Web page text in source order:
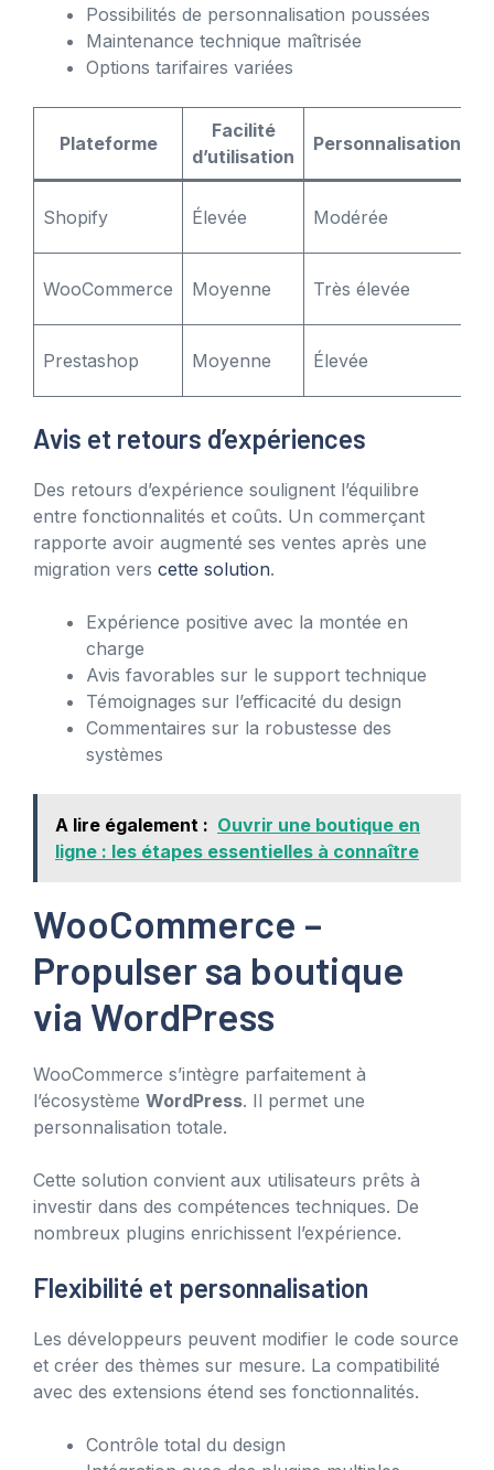
Possibilités de personnalisation poussées
Maintenance technique maîtrisée
Options tarifaires variées
Plateforme
Facilité
d’utilisation
Personnalisation
Shopify Élevée Modérée
WooCommerce Moyenne Très élevée
Prestashop Moyenne Élevée
Avis et retours d’expériences
Des retours d’expérience soulignent l’équilibre
entre fonctionnalités et coûts. Un commerçant
rapporte avoir augmenté ses ventes après une
migration vers cette solution.
Expérience positive avec la montée en
charge
Avis favorables sur le support technique
Témoignages sur l’efficacité du design
Commentaires sur la robustesse des
systèmes
A lire également : Ouvrir une boutique en
ligne : les étapes essentielles à connaître
WooCommerce –
Propulser sa boutique
via WordPress
WooCommerce s’intègre parfaitement à
l’écosystème WordPress. Il permet une
personnalisation totale.
Cette solution convient aux utilisateurs prêts à
investir dans des compétences techniques. De
nombreux plugins enrichissent l’expérience.
Flexibilité et personnalisation
Les développeurs peuvent modifier le code source
et créer des thèmes sur mesure. La compatibilité
avec des extensions étend ses fonctionnalités.
Contrôle total du design